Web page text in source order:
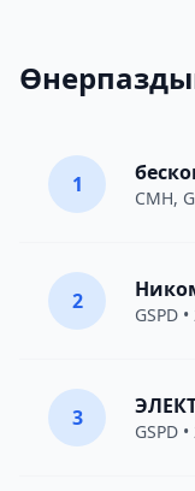
1
CMH,
2
GSPD
3
GSPD